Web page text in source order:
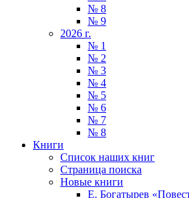
№ 8
№ 9
2026 г.
№ 1
№ 2
№ 3
№ 4
№ 5
№ 6
№ 7
№ 8
Книги
Список наших книг
Страница поиска
Новые книги
Е. Богатырев